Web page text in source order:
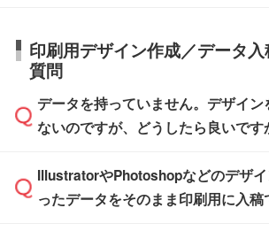
タッフまでお問い合わせください
ル」に注文予定日をご入力いただ
その締切日や出荷目安をご確認いた
品が決まりましたらお早めのご発
たします。
す。>>対象商品はこちら
※最短出荷日は商品によって異なり
品ページにてご確認ください
す。(白箱、化粧箱、ブリスターパ
【袋入り】 商品がひとつずつ袋に
す。(透明袋、デザイン袋など)
【個包装なし】 個包装がされてい
※化粧箱から白箱への入れ替えや
箱の作成は原則承っておりません。
日本全国へお届けが可能です。な
直接納品は行っておりませんので
ださい。
印刷用デザイン作成／データ
質問
データを持っていません。デザイン
ないのですが、どうしたら良いです
無料の「デザインシミュレーター
PCやスマホから簡単にデザインを
IllustratorやPhotoshopなどのデザ
ったデータをそのまま印刷用に入稿